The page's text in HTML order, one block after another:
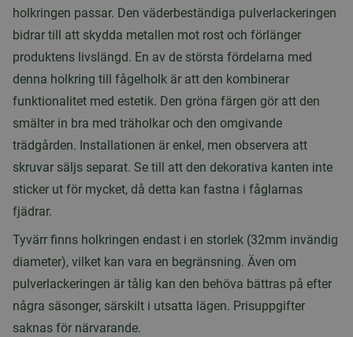
holkringen passar. Den väderbeständiga pulverlackeringen
bidrar till att skydda metallen mot rost och förlänger
produktens livslängd. En av de största fördelarna med
denna holkring till fågelholk är att den kombinerar
funktionalitet med estetik. Den gröna färgen gör att den
smälter in bra med träholkar och den omgivande
trädgården. Installationen är enkel, men observera att
skruvar säljs separat. Se till att den dekorativa kanten inte
sticker ut för mycket, då detta kan fastna i fåglarnas
fjädrar.
Tyvärr finns holkringen endast i en storlek (32mm invändig
diameter), vilket kan vara en begränsning. Även om
pulverlackeringen är tålig kan den behöva bättras på efter
några säsonger, särskilt i utsatta lägen. Prisuppgifter
saknas för närvarande.